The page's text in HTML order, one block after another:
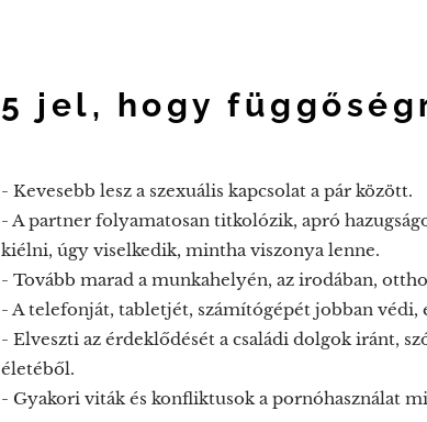
5 jel, hogy
- Kevesebb lesz a szexuális kapcsolat a pár között.
- A partner folyamatosan titkolózik, apró
kiélni, úgy viselkedik, mintha viszonya lenne.
- Tovább marad a munkahelyén, az irodában,
- A telefonját, tabletjét, számítógépét jobban védi,
- Elveszti az érdeklődését a családi dolgok iránt,
életéből.
- Gyakori viták és konfliktusok a pornóhasználat